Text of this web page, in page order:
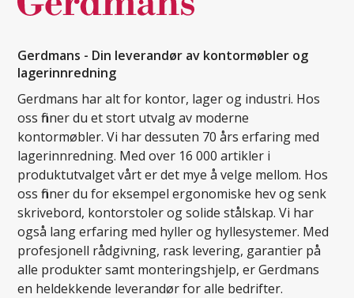
Gerdmans - Din leverandør av kontormøbler og
lagerinnredning
Gerdmans har alt for kontor, lager og industri. Hos
oss finner du et stort utvalg av moderne
kontormøbler. Vi har dessuten 70 års erfaring med
lagerinnredning. Med over 16 000 artikler i
produktutvalget vårt er det mye å velge mellom. Hos
oss finner du for eksempel ergonomiske hev og senk
skrivebord, kontorstoler og solide stålskap. Vi har
også lang erfaring med hyller og hyllesystemer. Med
profesjonell rådgivning, rask levering, garantier på
alle produkter samt monteringshjelp, er Gerdmans
en heldekkende leverandør for alle bedrifter.